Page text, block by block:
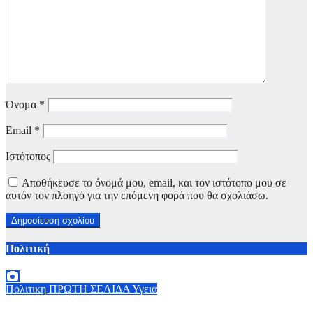
Όνομα *
Email *
Ιστότοπος
Αποθήκευσε το όνομά μου, email, και τον ιστότοπο μου σε
αυτόν τον πλοηγό για την επόμενη φορά που θα σχολιάσω.
Πολιτική
Πολιτικη ΠΡΩΤΗ ΣΕΛΙΔΑ Υγεια